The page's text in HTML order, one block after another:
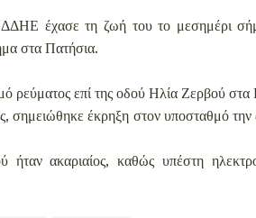
έχασε τη ζωή του το μεσημέρι
στα Πατήσια.
ρεύματος επί της οδού Ηλία Ζερβού στα
σημειώθηκε έκρηξη στον υποσταθμό
ακαριαίος, καθώς υπέστη